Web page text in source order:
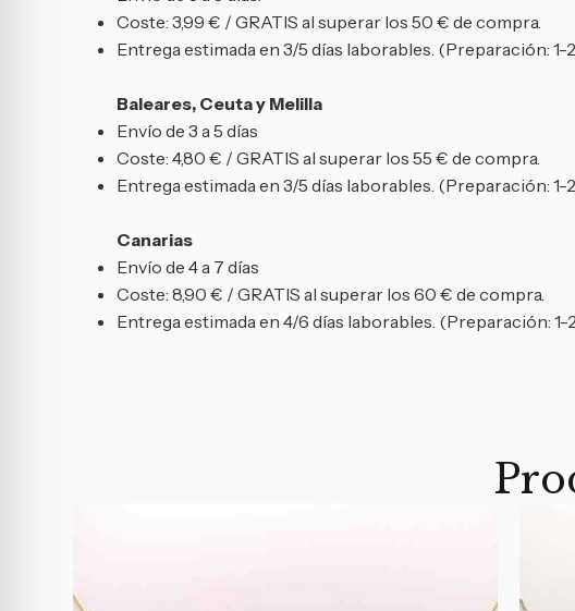
Coste: 3,99 € / GRATIS al superar los 50 € de compra.
Entrega estimada en 3/5 días laborables. (Preparación: 1-
Baleares, Ceuta y Melilla
Envío de 3 a 5 días
Coste: 4,80 € / GRATIS al superar los 55 € de compra.
Entrega estimada en 3/5 días laborables. (Preparación: 1-
Canarias
Envío de 4 a 7 días
Coste: 8,90 € / GRATIS al superar los 60 € de compra.
Entrega estimada en 4/6 días laborables. (Preparación: 1-